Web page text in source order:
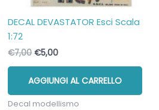
DECAL DEVASTATOR Esci Scala
1:72
€7,00Il
era:
€7,00.
€5,00Il
è:
€5,00.
AGGIUNGI AL CARRELLO
Decal modellismo